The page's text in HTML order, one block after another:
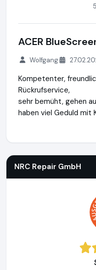
ACER
Wolfgang
Kompetenter,
Rückrufservice,
sehr bemüht, gehen
haben viel Geduld mit
NRC Repair GmbH